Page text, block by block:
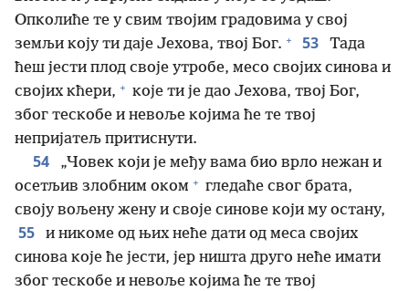
Опколиће те у свим твојим градовима у свој
земљи коју ти даје Јехова, твој Бог. + 53
Тада
ћеш јести плод своје утробе, месо својих синова и
својих кћери, + које ти је дао Јехова, твој Бог,
због тескобе и невоље којима ће те твој
непријатељ притиснути.
54
„Човек који је међу вама био врло нежан и
осетљив злобним оком + гледаће свог брата,
своју вољену жену и своје синове који му остану,
55
и никоме од њих неће дати од меса својих
синова које ће јести, јер ништа друго неће имати
због тескобе и невоље којима ће те твој